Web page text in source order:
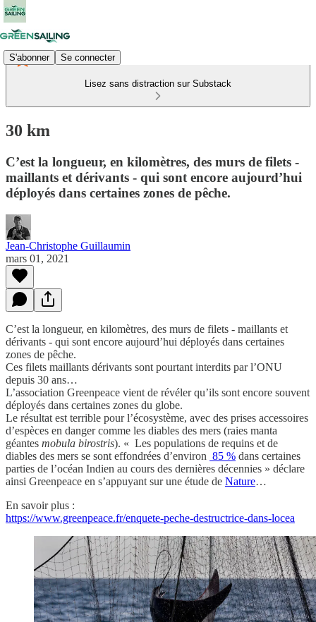
S'abonner Se connecter
Lisez sans distraction sur Substack
30 km
C’est la longueur, en kilomètres, des murs de filets -
maillants et dérivants - qui sont encore aujourd’hui
déployés dans certaines zones de pêche.
Jean-Christophe Guillaumin
mars 01, 2021
C’est la longueur, en kilomètres, des murs de filets - maillants et
dérivants - qui sont encore aujourd’hui déployés dans certaines
zones de pêche.
Ces filets maillants dérivants sont pourtant interdits par l’ONU
depuis 30 ans…
L’association Greenpeace vient de révéler qu’ils sont encore souvent
déployés dans certaines zones du globe.
Le résultat est terrible pour l’écosystème, avec des prises accessoires
d’espèces en danger comme les diables des mers (raies manta
géantes mobula birostris). « Les populations de requins et de
diables des mers se sont effondrées d’environ 85 % dans certaines
parties de l’océan Indien au cours des dernières décennies » déclare
ainsi Greenpeace en s’appuyant sur une étude de Nature…
En savoir plus :
https://www.greenpeace.fr/enquete-peche-destructrice-dans-locea